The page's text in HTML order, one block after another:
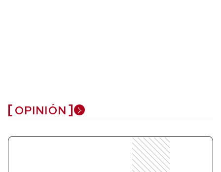
OPINIÓN